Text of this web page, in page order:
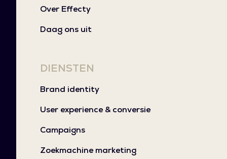
Over Effecty
Daag ons uit
DIENSTEN
Brand identity
User experience & conversie
Campaigns
Zoekmachine marketing